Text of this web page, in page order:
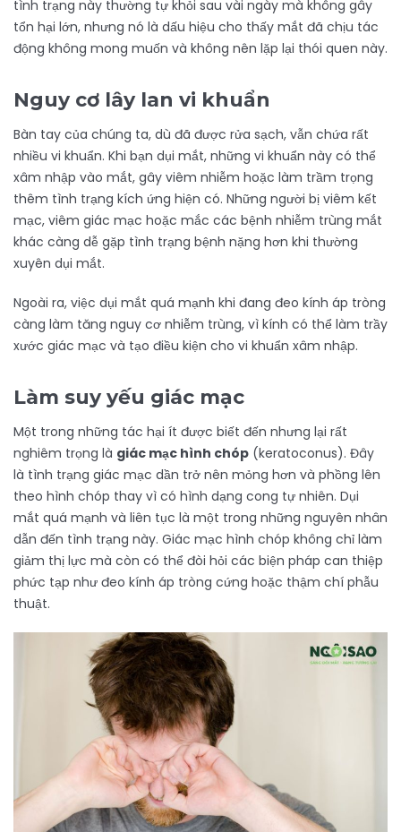
tình trạng này thường tự khỏi sau vài ngày mà không gây
tổn hại lớn, nhưng nó là dấu hiệu cho thấy mắt đã chịu tác
động không mong muốn và không nên lặp lại thói quen này.
Nguy cơ lây lan vi khuẩn
Bàn tay của chúng ta, dù đã được rửa sạch, vẫn chứa rất
nhiều vi khuẩn. Khi bạn dụi mắt, những vi khuẩn này có thể
xâm nhập vào mắt, gây viêm nhiễm hoặc làm trầm trọng
thêm tình trạng kích ứng hiện có. Những người bị viêm kết
mạc, viêm giác mạc hoặc mắc các bệnh nhiễm trùng mắt
khác càng dễ gặp tình trạng bệnh nặng hơn khi thường
xuyên dụi mắt.
Ngoài ra, việc dụi mắt quá mạnh khi đang đeo kính áp tròng
càng làm tăng nguy cơ nhiễm trùng, vì kính có thể làm trầy
xước giác mạc và tạo điều kiện cho vi khuẩn xâm nhập.
Làm suy yếu giác mạc
Một trong những tác hại ít được biết đến nhưng lại rất
nghiêm trọng là giác mạc hình chóp (keratoconus). Đây
là tình trạng giác mạc dần trở nên mỏng hơn và phồng lên
theo hình chóp thay vì có hình dạng cong tự nhiên. Dụi
mắt quá mạnh và liên tục là một trong những nguyên nhân
dẫn đến tình trạng này. Giác mạc hình chóp không chỉ làm
giảm thị lực mà còn có thể đòi hỏi các biện pháp can thiệp
phức tạp như đeo kính áp tròng cứng hoặc thậm chí phẫu
thuật.